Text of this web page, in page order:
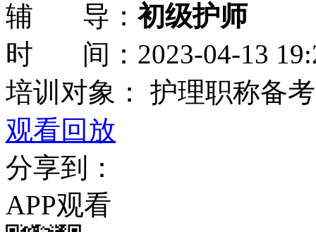
辅 导：初级护师
时 间： 2023-04-13
培训对象：
护理职称备
观看回放
分享到：
APP观看